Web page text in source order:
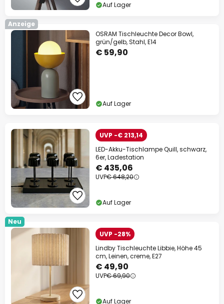
Auf Lager
Anzeige
OSRAM Tischleuchte Decor Bowl,
grün/gelb, Stahl, E14
€ 59,90
Auf Lager
UVP -€ 213,14
LED-Akku-Tischlampe Quill, schwarz,
6er, Ladestation
€ 435,06
UVP€ 648,20
Auf Lager
Neu
UVP -28%
Lindby Tischleuchte Libbie, Höhe 45
cm, Leinen, creme, E27
€ 49,90
UVP€ 69,90
Auf Lager